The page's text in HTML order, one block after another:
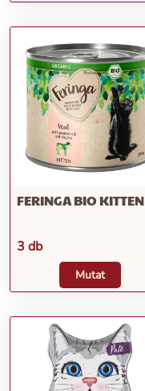
FERINGA BIO KITTEN
3 db
Mutat